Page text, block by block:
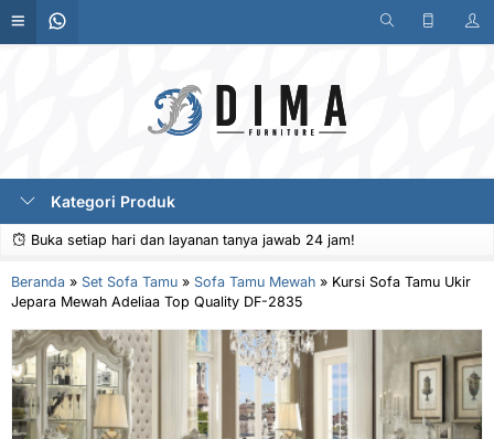
Kategori Produk
Buka setiap hari dan layanan tanya jawab 24 jam!
Beranda » Set Sofa Tamu » Sofa Tamu Mewah » Kursi Sofa Tamu Ukir
Jepara Mewah Adeliaa Top Quality DF-2835